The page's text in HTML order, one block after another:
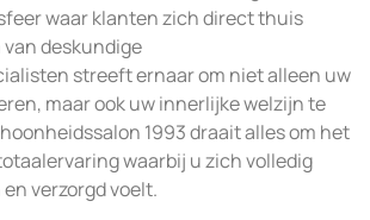
waar klanten zich direct thuis
deskundige
streeft ernaar om niet alleen uw
maar ook uw innerlijke welzijn te
1993 draait alles om het
waarbij u zich volledig
verzorgd voelt.